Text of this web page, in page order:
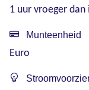
1 uur vroeger dan
Munteenheid
Euro